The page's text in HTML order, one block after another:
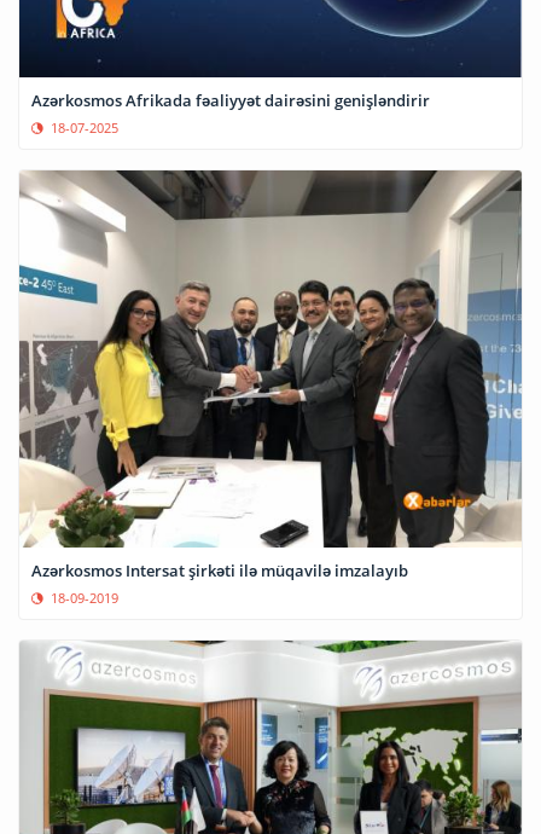
Azərkosmos Afrikada fəaliyyət dairəsini genişləndirir
18-07-2025
Azərkosmos Intersat şirkəti ilə müqavilə imzalayıb
18-09-2019